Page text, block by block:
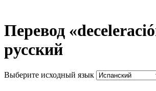
Перевод
русский
Выберите исходный язык